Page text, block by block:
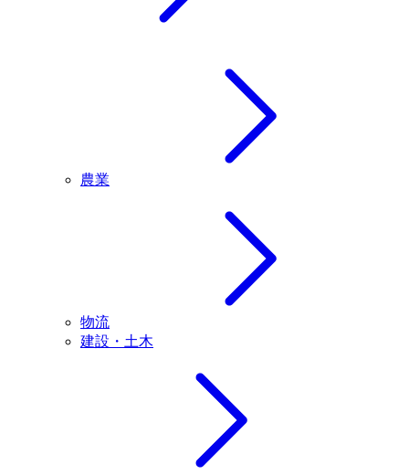
農業
物流
建設・土木